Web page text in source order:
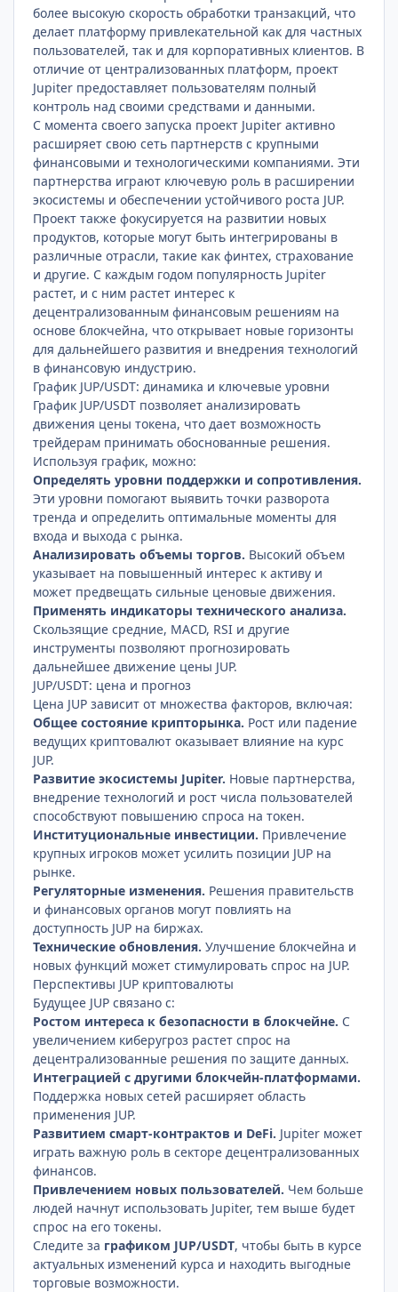
более высокую скорость обработки транзакций, что
делает платформу привлекательной как для частных
пользователей, так и для корпоративных клиентов. В
отличие от централизованных платформ, проект
Jupiter предоставляет пользователям полный
контроль над своими средствами и данными.
С момента своего запуска проект Jupiter активно
расширяет свою сеть партнерств с крупными
финансовыми и технологическими компаниями. Эти
партнерства играют ключевую роль в расширении
экосистемы и обеспечении устойчивого роста JUP.
Проект также фокусируется на развитии новых
продуктов, которые могут быть интегрированы в
различные отрасли, такие как финтех, страхование
и другие. С каждым годом популярность Jupiter
растет, и с ним растет интерес к
децентрализованным финансовым решениям на
основе блокчейна, что открывает новые горизонты
для дальнейшего развития и внедрения технологий
в финансовую индустрию.
График JUP/USDT: динамика и ключевые уровни
График JUP/USDT позволяет анализировать
движения цены токена, что дает возможность
трейдерам принимать обоснованные решения.
Используя график, можно:
Определять уровни поддержки и сопротивления.
Эти уровни помогают выявить точки разворота
тренда и определить оптимальные моменты для
входа и выхода с рынка.
Анализировать объемы торгов. Высокий объем
указывает на повышенный интерес к активу и
может предвещать сильные ценовые движения.
Применять индикаторы технического анализа.
Скользящие средние, MACD, RSI и другие
инструменты позволяют прогнозировать
дальнейшее движение цены JUP.
JUP/USDT: цена и прогноз
Цена JUP зависит от множества факторов, включая:
Общее состояние крипторынка. Рост или падение
ведущих криптовалют оказывает влияние на курс
JUP.
Развитие экосистемы Jupiter. Новые партнерства,
внедрение технологий и рост числа пользователей
способствуют повышению спроса на токен.
Институциональные инвестиции. Привлечение
крупных игроков может усилить позиции JUP на
рынке.
Регуляторные изменения. Решения правительств
и финансовых органов могут повлиять на
доступность JUP на биржах.
Технические обновления. Улучшение блокчейна и
новых функций может стимулировать спрос на JUP.
Перспективы JUP криптовалюты
Будущее JUP связано с:
Ростом интереса к безопасности в блокчейне. С
увеличением киберугроз растет спрос на
децентрализованные решения по защите данных.
Интеграцией с другими блокчейн-платформами.
Поддержка новых сетей расширяет область
применения JUP.
Развитием смарт-контрактов и DeFi. Jupiter может
играть важную роль в секторе децентрализованных
финансов.
Привлечением новых пользователей. Чем больше
людей начнут использовать Jupiter, тем выше будет
спрос на его токены.
Следите за графиком JUP/USDT, чтобы быть в курсе
актуальных изменений курса и находить выгодные
торговые возможности.